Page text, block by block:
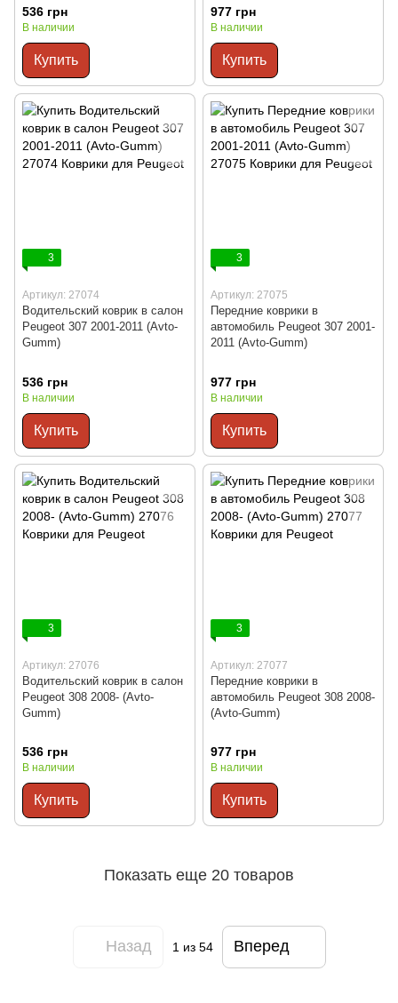
536 грн
В наличии
Купить
977 грн
В наличии
Купить
3
Артикул: 27074
Водительский коврик в салон
Peugeot 307 2001-2011 (Avto-
Gumm)
536 грн
В наличии
Купить
3
Артикул: 27075
Передние коврики в
автомобиль Peugeot 307 2001-
2011 (Avto-Gumm)
977 грн
В наличии
Купить
3
Артикул: 27076
Водительский коврик в салон
Peugeot 308 2008- (Avto-
Gumm)
536 грн
В наличии
Купить
3
Артикул: 27077
Передние коврики в
автомобиль Peugeot 308 2008-
(Avto-Gumm)
977 грн
В наличии
Купить
Показать еще 20 товаров
Назад 1 из 54 Вперед